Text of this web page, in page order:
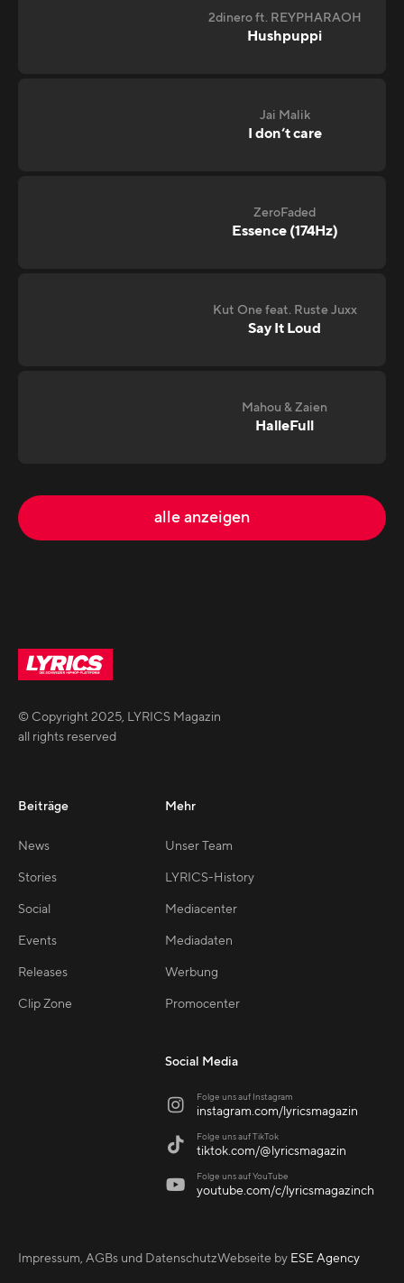
2dinero ft. REYPHARAOH
Hushpuppi
Jai Malik
I don‘t care
ZeroFaded
Essence (174Hz)
Kut One feat. Ruste Juxx
Say It Loud
Mahou & Zaien
HalleFull
alle anzeigen
© Copyright2025, LYRICS Magazin
all rights reserved
Beiträge
News
Stories
Social
Events
Releases
Clip Zone
Mehr
Unser Team
LYRICS-History
Mediacenter
Mediadaten
Werbung
Promocenter
Social Media
 Folge uns auf Instagram
instagram.com/lyricsmagazin
 Folge uns auf TikTok
tiktok.com/@lyricsmagazin
 Folge uns auf YouTube
youtube.com/c/lyricsmagazinch
Impressum, AGBs und DatenschutzWebseite by ESE Agency